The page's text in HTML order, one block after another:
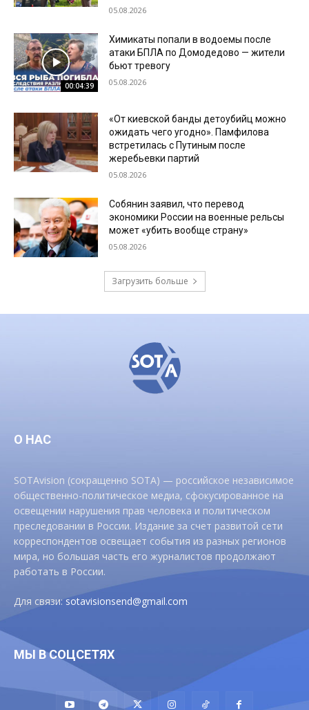
05.08.2026
00:04:39
Химикаты попали в водоемы после
атаки БПЛА по Домодедово — жители
бьют тревогу
05.08.2026
«От киевской банды детоубийц можно
ожидать чего угодно». Памфилова
встретилась с Путиным после
жеребьевки партий
05.08.2026
Собянин заявил, что перевод
экономики России на военные рельсы
может «убить вообще страну»
05.08.2026
Загрузить больше
О НАС
SOTAvision (сокращенно SOTA) — российское независимое
общественно-политическое медиа, сфокусированное на
освещении нарушения прав человека и политическом
преследовании в России. Издание за счет развитой сети
корреспондентов освещает события из разных регионов
мира, но большая часть его журналистов продолжают
работать в России.
Для связи:sotavisionsend@gmail.com
МЫ В СОЦСЕТЯХ